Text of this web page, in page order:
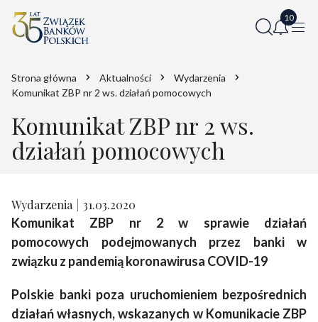
Strona główna Aktualności
Wydarzenia
Komunikat ZBP nr 2 ws. działań pomocowych
Komunikat ZBP nr 2 ws.
działań pomocowych
Wydarzenia 31.03.2020
Komunikat ZBP nr 2 w sprawie działań
pomocowych podejmowanych przez banki w
związku z pandemią koronawirusa COVID-19
Polskie banki poza uruchomieniem bezpośrednich
działań własnych, wskazanych w Komunikacie ZBP